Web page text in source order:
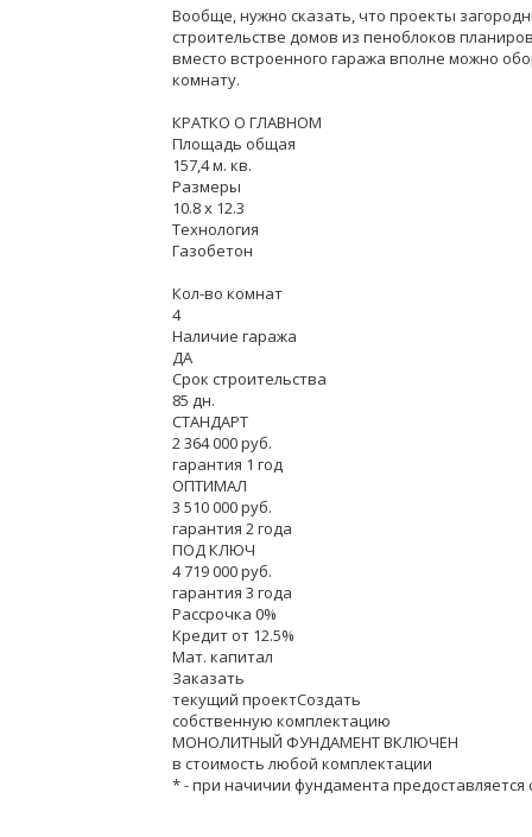
Вообще, нужно сказать, что проекты
строительстве домов из пеноблоков
вместо встроенного гаража вполне можно
комнату.
КРАТКО О ГЛАВНОМ
Площадь общая
157,4 м. кв.
Размеры
10.8 x 12.3
Технология
Газобетон
Кол-во комнат
4
Наличие гаража
ДА
Срок строительства
85 дн.
СТАНДАРТ
2 364 000 руб.
гарантия 1 год
ОПТИМАЛ
3 510 000 руб.
гарантия 2 года
ПОД КЛЮЧ
4 719 000 руб.
гарантия 3 года
Рассрочка 0%
Кредит от 12.5%
Мат. капитал
Заказать
текущий проектСоздать
собственную комплектацию
МОНОЛИТНЫЙ ФУНДАМЕНТ ВКЛЮЧЕН
в стоимость любой комплектации
* - при начичии фундамента предоставляется